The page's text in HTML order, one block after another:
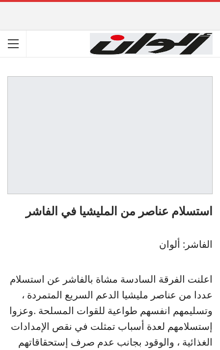
استسلام عناصر من المليشيا في الفاشر
الفاشر: ألوان
اعلنت الفرقة السادسة مشاة بالفاشر عن استسلام
عددا من عناصر مليشيا الدعم السريع المتمردة ،
وتسليمهم انفسهم طواعية للقوات المسلحة .وعزوا
إستسلامهم لعدة أسباب تمثلت في نقص الإمدادات
الغذائية ، والوقود بجانب عدم صرف إستحقاقاتهم